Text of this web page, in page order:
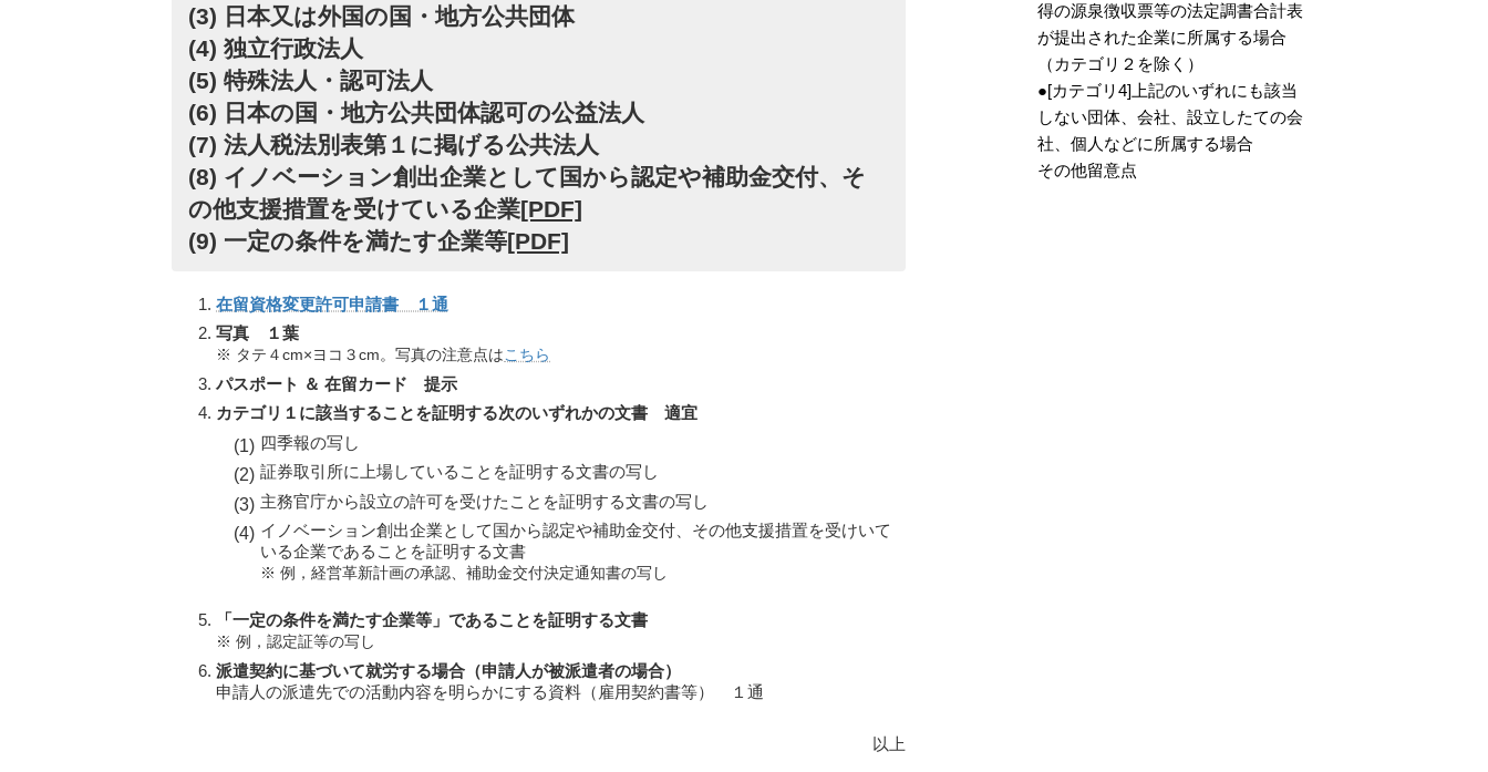
(3) 日本又は外国の国・地方公共団体
(4) 独立行政法人
(5) 特殊法人・認可法人
(6) 日本の国・地方公共団体認可の公益法人
(7) 法人税法別表第１に掲げる公共法人
(8) イノベーション創出企業として国から認定や補助金交付、そ
の他支援措置を受けている企業[PDF]
(9) 一定の条件を満たす企業等[PDF]
在留資格変更許可申請書 １通
写真 １葉
※ タテ４cm×ヨコ３cm。写真の注意点はこちら
パスポート ＆ 在留カード 提示
カテゴリ１に該当することを証明する次のいずれかの文書 適宜
四季報の写し
証券取引所に上場していることを証明する文書の写し
主務官庁から設立の許可を受けたことを証明する文書の写し
イノベーション創出企業として国から認定や補助金交付、その他支援措置を受けいて
いる企業であることを証明する文書
※ 例，経営革新計画の承認、補助金交付決定通知書の写し
「一定の条件を満たす企業等」であることを証明する文書
※ 例，認定証等の写し
派遣契約に基づいて就労する場合（申請人が被派遣者の場合）
申請人の派遣先での活動内容を明らかにする資料（雇用契約書等） １通
以上
得の源泉徴収票等の法定調書合計表
が提出された企業に所属する場合
（カテゴリ２を除く）
●[カテゴリ4]上記のいずれにも該当
しない団体、会社、設立したての会
社、個人などに所属する場合
その他留意点